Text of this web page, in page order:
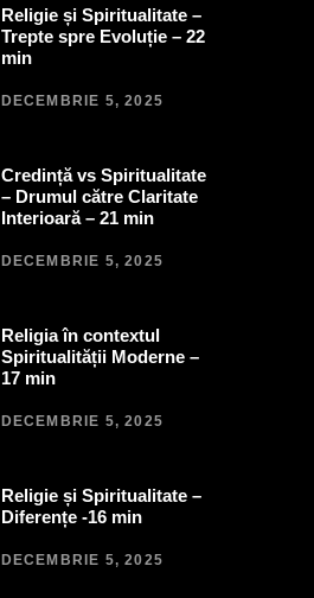
Religie și Spiritualitate –
Trepte spre Evoluție – 22
min
DECEMBRIE 5, 2025
Credință vs Spiritualitate
– Drumul către Claritate
Interioară – 21 min
DECEMBRIE 5, 2025
Religia în contextul
Spiritualității Moderne –
17 min
DECEMBRIE 5, 2025
Religie și Spiritualitate –
Diferențe -16 min
DECEMBRIE 5, 2025